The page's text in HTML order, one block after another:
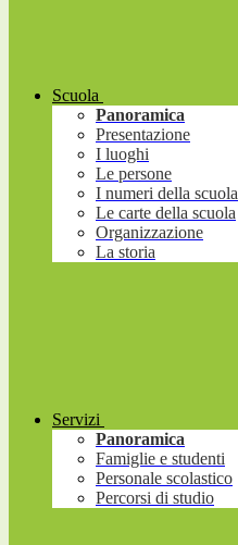
Scuola
Panoramica
Presentazione
I luoghi
Le persone
I numeri della scuola
Le carte della scuola
Organizzazione
La storia
Servizi
Panoramica
Famiglie e studenti
Personale scolastico
Percorsi di studio